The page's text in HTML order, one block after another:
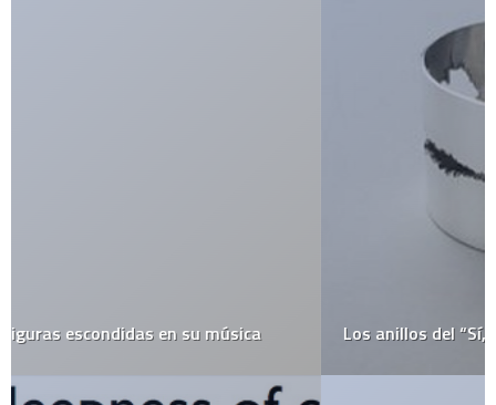
Los anillos del “Sí, acepto”